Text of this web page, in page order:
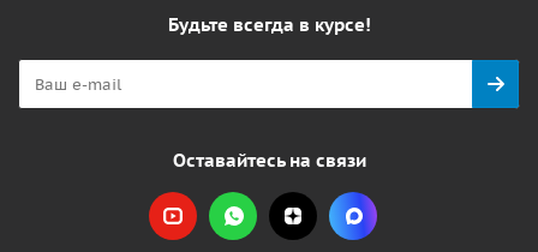
Будьте всегда в курсе!
Оставайтесь на связи